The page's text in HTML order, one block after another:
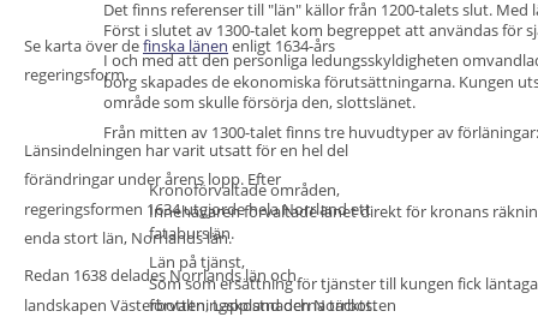
Det finns referenser till "län" källor från 1200-talets slut.
Först i slutet av 1300-talet kom begreppet att användas för
I och med att den personliga ledungsskyldigheten
borg skapades de ekonomiska förutsättningarna. Kungen
område som skulle försörja den, slottslänet.
Från mitten av 1300-talet finns tre huvudtyper av förläningar:
• Kronoförvaltade områden,
Innehavaren förvaltade länet direkt för kronans
fataburslän.
Län på tjänst,
Som som ersättning för tjänster till kungen fick
förvaltningskostnaderna täckts.
Se karta över de finska länen enligt 1634-års
regeringsform.
Länsindelningen har varit utsatt för en hel del
förändringar under årens lopp. Efter
regeringsformen 1634 utgjorde hela Norrland ett
enda stort län, Norrlands län.
Redan 1638 delades Norrlands län och
landskapen Västerbotten, Lappland och Norrbotten